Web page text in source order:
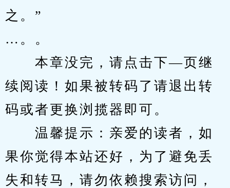
之。”
…。。
本章没完，请点击下—页继
续阅读！如果被转码了请退出转
码或者更换浏揽器即可。
温馨提示：亲爱的读者，如
果你觉得本站还好，为了避免丢
失和转马，请勿依赖搜索访问，